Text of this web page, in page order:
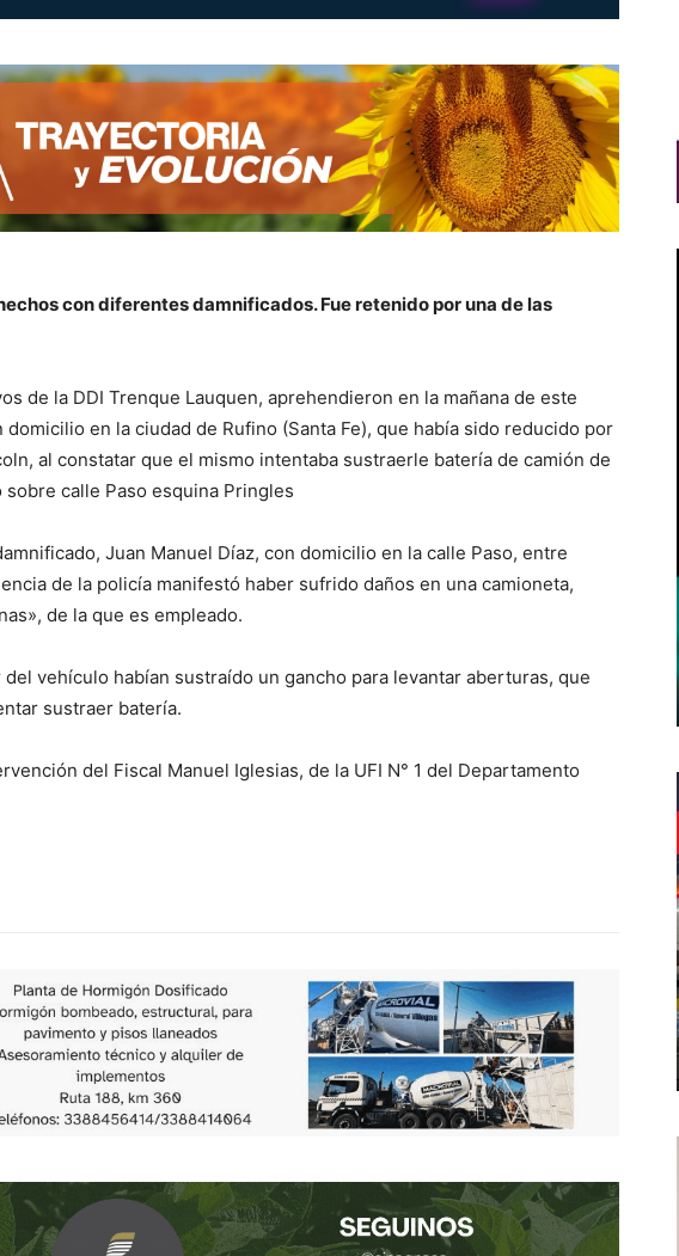
con diferentes damnificados. Fue retenido por una de las
de la DDI Trenque Lauquen, aprehendieron en la mañana de este
en la ciudad de Rufino (Santa Fe), que había sido reducido por
al constatar que el mismo intentaba sustraerle batería de camión de
calle Paso esquina Pringles
Juan Manuel Díaz, con domicilio en la calle Paso, entre
de la policía manifestó haber sufrido daños en una camioneta,
de la que es empleado.
vehículo habían sustraído un gancho para levantar aberturas, que
sustraer batería.
del Fiscal Manuel Iglesias, de la UFI N° 1 del Departamento